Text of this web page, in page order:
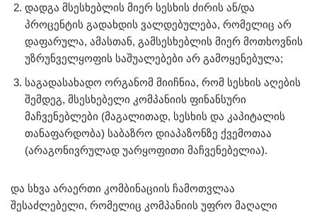
დადგა მსესხებლის მიერ სესხის ძირის ან/და
პროცენტის გადახდის ვალდებულება, რომელიც არ
დაფარულა, ამასთან, გამსესხებლის მიერ მოთხოვნის
უზრუნველყოფის საშუალებები არ გამოყენებულა;
საგადასახადო ორგანომ მიიჩნია, რომ სესხის აღების
შემდეგ, მსესხებელი კომპანიის ფინანსური
მაჩვენებლები (მაგალითად, სესხის და კაპიტალის
თანაფარდობა) საბაზრო დიაპაზონზე ქვემოთაა
(არაგონივრულად უარყოფითი მაჩვენებელია).
და სხვა არაერთი კომბინაციის ჩამოთვლაა
შესაძლებელი, რომელიც კომპანიის უფრო მაღალი